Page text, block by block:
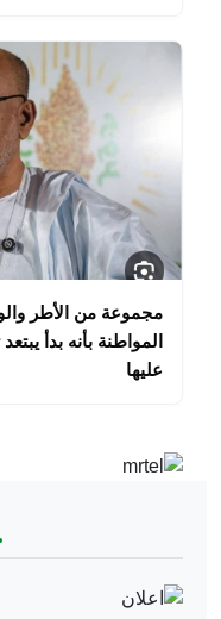
مجموعة من الأطر
المواطنة بأنه بدأ
عليها
Image
Image